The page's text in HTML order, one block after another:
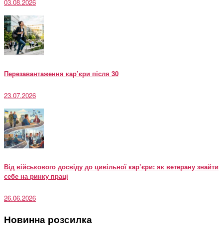
03.08.2026
Перезавантаження кар’єри після 30
23.07.2026
Від військового досвіду до цивільної кар’єри: як ветерану знайти
себе на ринку праці
26.06.2026
Новинна розсилка